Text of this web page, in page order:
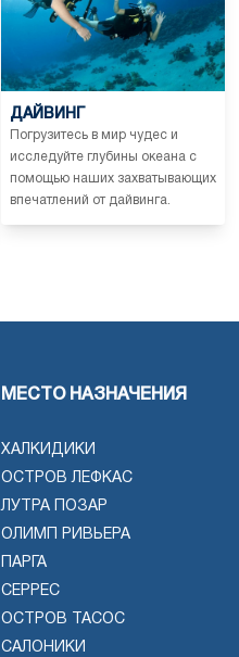
ДАЙВИНГ
Погрузитесь в мир чудес и
исследуйте глубины океана с
помощью наших захватывающих
впечатлений от дайвинга.
МЕСТО НАЗНАЧЕНИЯ
ХАЛКИДИКИ
ОСТРОВ ЛЕФКАС
ЛУТРА ПОЗАР
ОЛИМП РИВЬЕРА
ПАРГА
СЕРРЕС
ОСТРОВ ТАСОС
САЛОНИКИ